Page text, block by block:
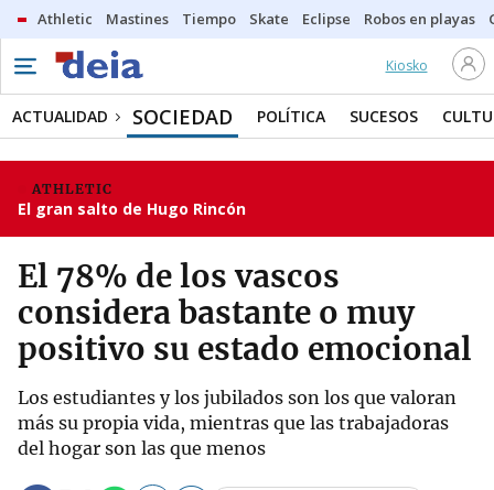
Athletic Mastines Tiempo Skate Eclipse Robos en playas
Kiosko
ACTUALIDAD SOCIEDAD POLÍTICA SUCESOS
ATHLETIC
El gran salto de Hugo Rincón
El 78% de los vascos
considera bastante o muy
positivo su estado emocional
Los estudiantes y los jubilados son los que valoran
más su propia vida, mientras que las trabajadoras
del hogar son las que menos